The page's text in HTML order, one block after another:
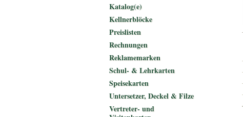
Katalog(e)
Kellnerblöcke
Preislisten
Rechnungen
Reklamemarken
Schul- & Lehrkarten
Speisekarten
Untersetzer, Deckel & Filze
Vertreter- und